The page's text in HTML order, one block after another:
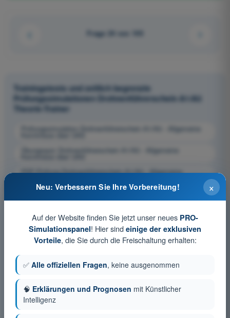
Frage 24 von 105
Trainingstests und zeitlich begrenzte
Prüfungssimulationen Drohnenführerschein A1/A3
Theorie-Trainer
Prüfungssimulation Drohnenführerschein A1/A3 - Allgemeine
Übungsquiz Drohnenführerschein A1/A3 - Allgemeine
PDF-Prüfung Drohnenführerschein A1/A3 - Allgemeine
×
Neu: Verbessern Sie Ihre Vorbereitung!
Auf der Website finden Sie jetzt unser neues PRO-
Simulationspanel! Hier sind einige der exklusiven
Vorteile, die Sie durch die Freischaltung erhalten:
✅ Alle offiziellen Fragen, keine ausgenommen
🧠 Erklärungen und Prognosen mit Künstlicher
Intelligenz